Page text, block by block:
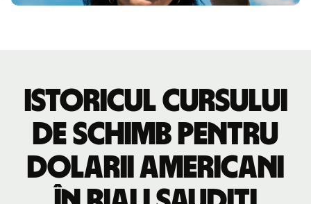
Istoricul cursului
de schimb pentru
dolarii americani